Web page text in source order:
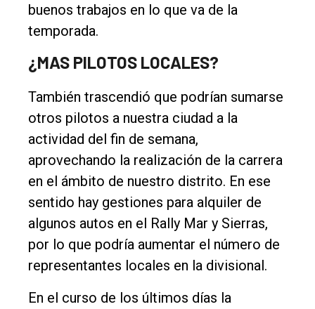
buenos trabajos en lo que va de la
temporada.
¿MAS PILOTOS LOCALES?
También trascendió que podrían sumarse
otros pilotos a nuestra ciudad a la
actividad del fin de semana,
aprovechando la realización de la carrera
en el ámbito de nuestro distrito. En ese
sentido hay gestiones para alquiler de
algunos autos en el Rally Mar y Sierras,
por lo que podría aumentar el número de
representantes locales en la divisional.
En el curso de los últimos días la